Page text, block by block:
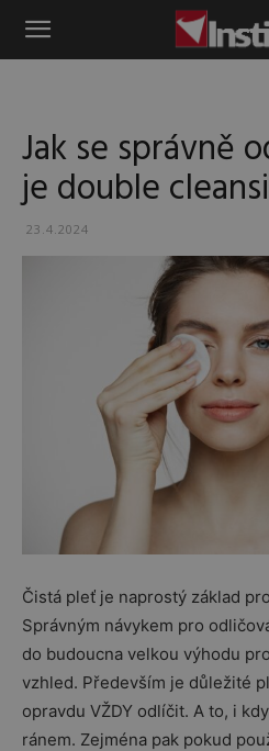
Instinkt
Jak se správně
je double
23.4.2024
Čistá pleť je naprostý základ
Správným návykem pro
do budoucna velkou výhodu
vzhled. Především je důležité
opravdu VŽDY odlíčit. A to, i
ránem. Zejména pak pokud